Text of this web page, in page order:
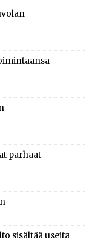
parhaat
sisältää useita